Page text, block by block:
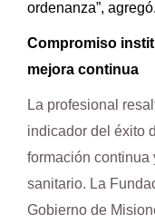
ordenanza”, agregó.
Compromiso
mejora continua
La profesional
indicador del éxito
formación continua
sanitario. La
Gobierno de